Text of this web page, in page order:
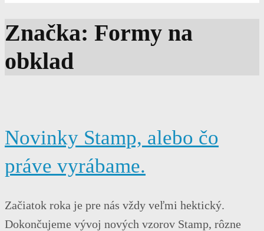
Značka: Formy na
obklad
Novinky Stamp, alebo čo
práve vyrábame.
Začiatok roka je pre nás vždy veľmi hektický.
Dokončujeme vývoj nových vzorov Stamp, rôzne